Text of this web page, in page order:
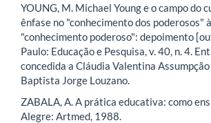
YOUNG, M. Michael Young e o campo do
ênfase no "conhecimento dos poderosos"
"conhecimento poderoso": depoimento
Paulo: Educação e Pesquisa, v. 40, n. 4.
concedida a Cláudia Valentina
Baptista Jorge Louzano.
ZABALA, A. A prática educativa: como
Alegre: Artmed, 1988.